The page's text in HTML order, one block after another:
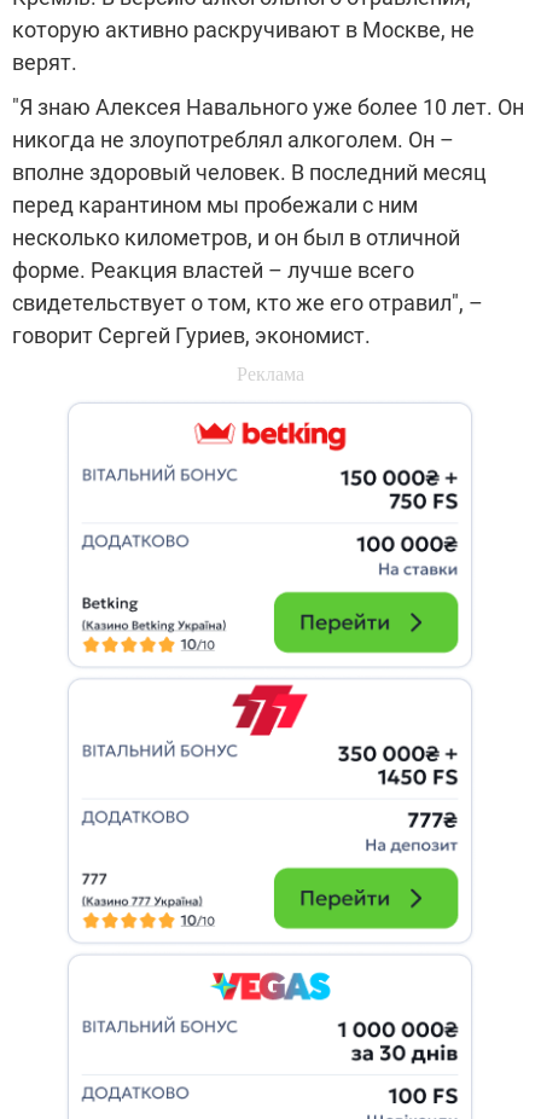
которую активно раскручивают в Москве, не
верят.
"Я знаю Алексея Навального уже более 10 лет. Он
никогда не злоупотреблял алкоголем. Он –
вполне здоровый человек. В последний месяц
перед карантином мы пробежали с ним
несколько километров, и он был в отличной
форме. Реакция властей – лучше всего
свидетельствует о том, кто же его отравил", –
говорит Сергей Гуриев, экономист.